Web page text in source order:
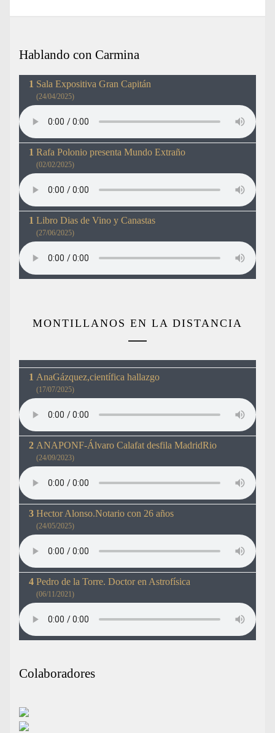
Hablando con Carmina
Sala Expositiva Gran Capitán
(24/04/2025)
Rafa Polonio presenta Mundo Extraño
(02/02/2025)
Libro Dias de Vino y Canastas
(27/06/2025)
MONTILLANOS EN LA DISTANCIA
AnaGázquez,científica hallazgo
(17/07/2025)
ANAPONF-Álvaro Calafat desfila MadridRio
(24/09/2023)
Hector Alonso.Notario con 26 años
(24/05/2025)
Pedro de la Torre. Doctor en Astrofísica
(06/11/2021)
Colaboradores